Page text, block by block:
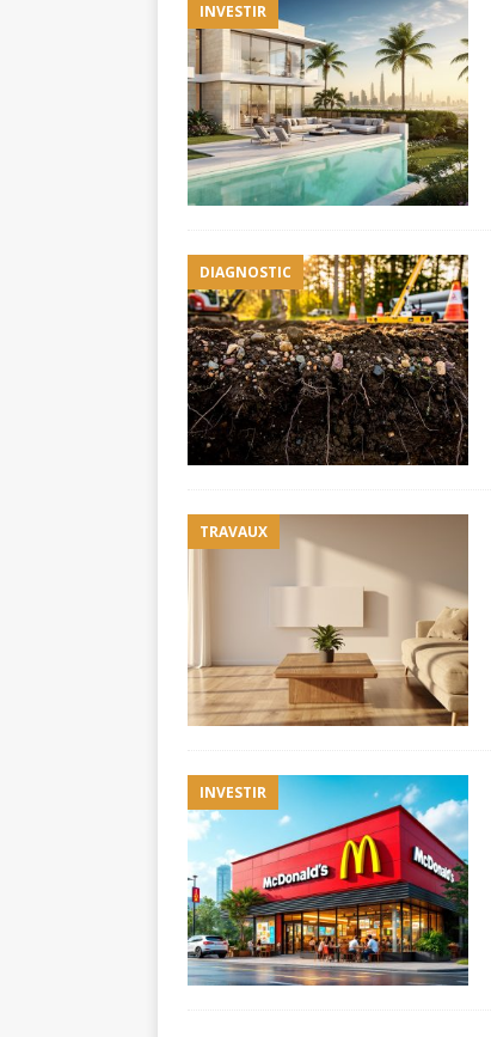
INVESTIR
DIAGNOSTIC
TRAVAUX
INVESTIR